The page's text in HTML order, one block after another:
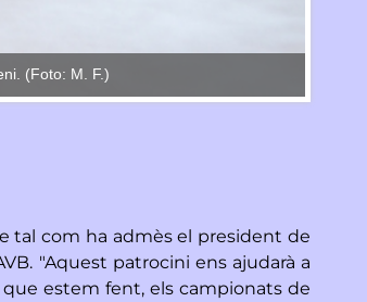
(Foto: M. F.)
tal com ha admès el president de
"Aquest patrocini ens ajudarà a
estem fent, els campionats de